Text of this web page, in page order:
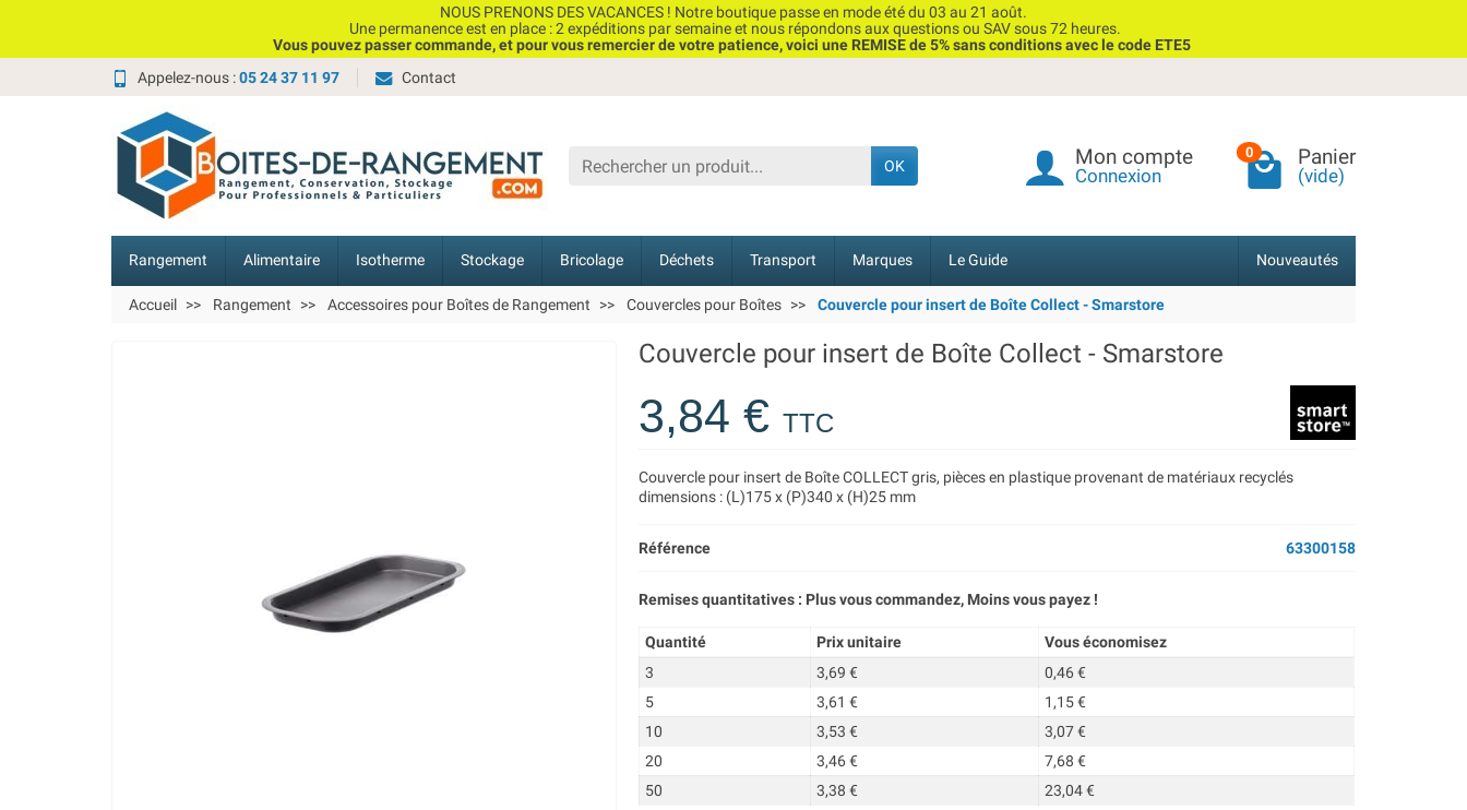
NOUS PRENONS DES VACANCES ! Notre boutique passe en mode été du 03 au 21 août.
Une permanence est en place : 2 expéditions par semaine et nous répondons aux questions ou SAV sous 72 heures.
Vous pouvez passer commande, et pour vous remercier de votre patience, voici une REMISE de 5% sans conditions avec le code ETE5
Appelez-nous :05 24 37 11 97 Contact
OK Mon compte
Connexion
0 Panier
(vide)
Rangement Alimentaire Isotherme Stockage Bricolage Déchets Transport Marques Le Guide Nouveautés
Accueil Rangement Accessoires pour Boîtes de Rangement Couvercles pour Boîtes Couvercle pour insert de Boîte Collect - Smarstore
Couvercle pour insert de Boîte Collect - Smarstore
3,84 €TTC
Couvercle pour insert de Boîte COLLECT gris, pièces en plastique provenant de matériaux recyclés
dimensions : (L)175 x (P)340 x (H)25 mm
Référence 63300158
Remises quantitatives : Plus vous commandez, Moins vous payez !
Quantité Prix unitaire
Vous économisez
3
3,69 €
0,46 €
5
3,61 €
1,15 €
10
3,53 €
3,07 €
20
3,46 €
7,68 €
50
3,38 € 23,04 €